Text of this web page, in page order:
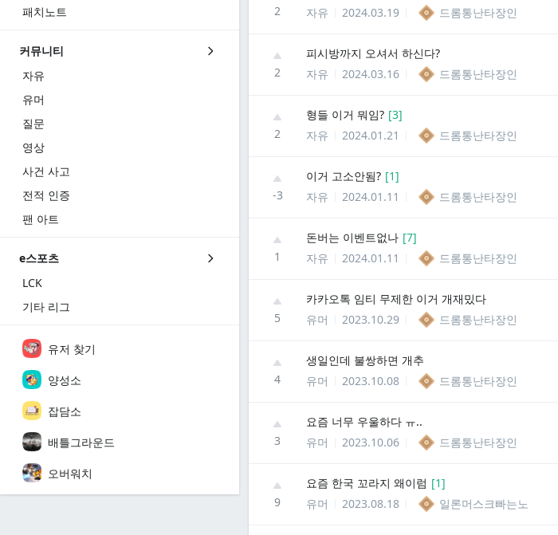
패치노트
커뮤니티
자유
유머
질문
영상
사건 사고
전적 인증
팬 아트
e스포츠
LCK
기타 리그
유저 찾기
양성소
잡담소
배틀그라운드
오버워치
2
자유
2024.03.19 드롬통난타장인
2
피시방까지 오셔서 하신다?
자유
2024.03.16 드롬통난타장인
2
형들 이거 뭐임? [3]
자유
2024.01.21 드롬통난타장인
-3
이거 고소안됨? [1]
자유
2024.01.11 드롬통난타장인
1
돈버는 이벤트없나 [7]
자유
2024.01.11 드롬통난타장인
5
카카오톡 임티 무제한 이거 개재밌다
유머
2023.10.29 드롬통난타장인
4
생일인데 불쌍하면 개추
유머
2023.10.08 드롬통난타장인
3
요즘 너무 우울하다 ㅠ..
유머
2023.10.06 드롬통난타장인
9
요즘 한국 꼬라지 왜이럼 [1]
유머
2023.08.18 일론머스크빠는노